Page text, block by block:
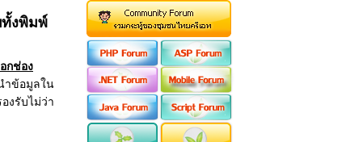
ทั้งพิมพ์
กช่อง
ำข้อมูลใน
งรับไม่ว่า